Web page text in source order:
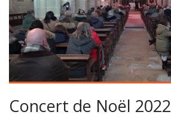
Concert de Noël 2022